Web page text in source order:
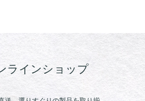
ラインショップ